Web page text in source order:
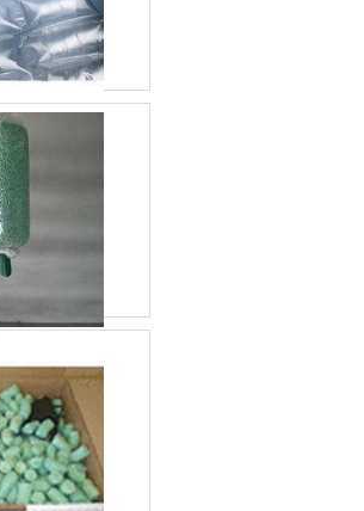
consegue controlar
precisão os parâmetros
matéria-prima utilizada na
de espuma em
Assim,
um material
de alta resistência e
cumpre os requisitos de